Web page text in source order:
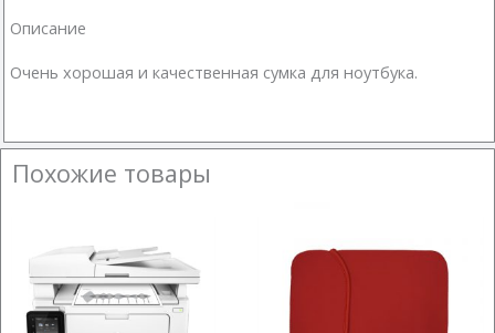
Описание
Очень хорошая и качественная сумка для ноутбука.
Похожие товары